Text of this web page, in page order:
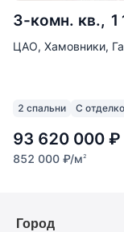
3-комн. кв.,
ЦАО, Хамовники,
2 спальни С
93 620 000 ₽
852 000 ₽/м2
Город